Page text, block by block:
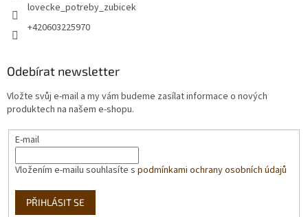
lovecke_potreby_zubicek
+420603225970
Odebírat newsletter
Vložte svůj e-mail a my vám budeme zasílat informace o nových
produktech na našem e-shopu.
E-mail
Vložením e-mailu souhlasíte s podmínkami ochrany osobních údajů
PŘIHLÁSIT SE